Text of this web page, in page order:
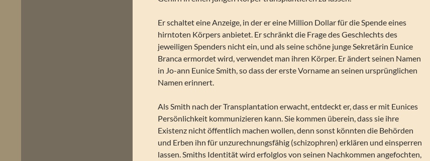
Er schaltet eine Anzeige, in der er eine Million Dollar für die Spende eines
hirntoten Körpers anbietet. Er schränkt die Frage des Geschlechts des
jeweiligen Spenders nicht ein, und als seine schöne junge Sekretärin Eunice
Branca ermordet wird, verwendet man ihren Körper. Er ändert seinen Namen
in Jo-ann Eunice Smith, so dass der erste Vorname an seinen ursprünglichen
Namen erinnert.
Als Smith nach der Transplantation erwacht, entdeckt er, dass er mit Eunices
Persönlichkeit kommunizieren kann. Sie kommen überein, dass sie ihre
Existenz nicht öffentlich machen wollen, denn sonst könnten die Behörden
und Erben ihn für unzurechnungsfähig (schizophren) erklären und einsperren
lassen. Smiths Identität wird erfolglos von seinen Nachkommen angefochten,